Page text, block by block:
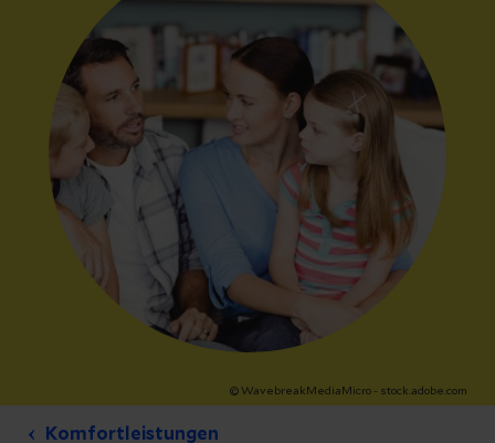
© WavebreakMediaMicro - stock.adobe.com
Komfortleistungen